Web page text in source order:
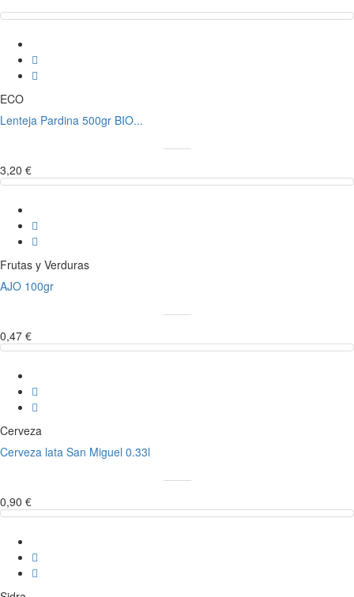
ECO
Lenteja Pardina 500gr BIO...
3,20 €
Frutas y Verduras
AJO 100gr
0,47 €
Cerveza
Cerveza lata San Miguel 0.33l
0,90 €